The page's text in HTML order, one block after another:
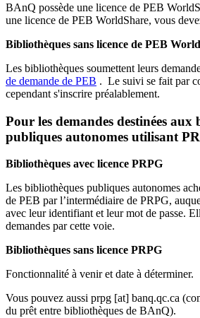
BAnQ possède une licence de PEB
une licence de PEB WorldShare, vous
Bibliothèques sans licence de PEB
Les bibliothèques soumettent leurs
de demande de PEB . Le suivi se fait par
cependant s'inscrire préalablement.
Pour les demandes destinées aux
publiques autonomes utilisant
Bibliothèques avec licence PRPG
Les bibliothèques publiques autonomes
de PEB par l’intermédiaire de PRPG,
avec leur identifiant et leur mot de passe.
demandes par cette voie.
Bibliothèques sans licence PRPG
Fonctionnalité à venir et date à déterminer.
Vous pouvez aussi prpg [at] banq.qc.ca
du prêt entre bibliothèques de BAnQ).